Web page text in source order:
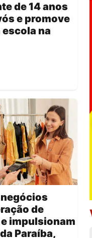
de 14 anos
e promove
na
de
impulsionam
Paraíba,